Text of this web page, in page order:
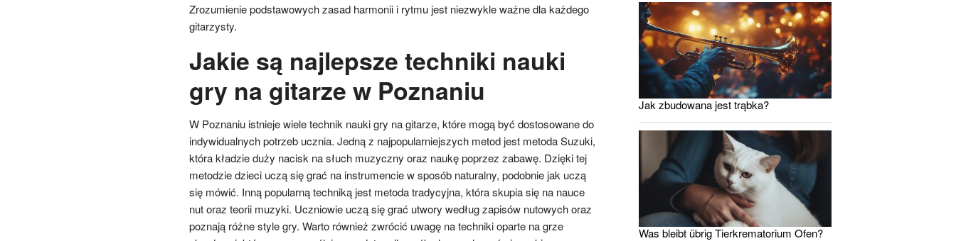
Zrozumienie podstawowych zasad harmonii i rytmu jest niezwykle ważne dla każdego
gitarzysty.
Jakie są najlepsze techniki nauki
gry na gitarze w Poznaniu
W Poznaniu istnieje wiele technik nauki gry na gitarze, które mogą być dostosowane do
indywidualnych potrzeb ucznia. Jedną z najpopularniejszych metod jest metoda Suzuki,
która kładzie duży nacisk na słuch muzyczny oraz naukę poprzez zabawę. Dzięki tej
metodzie dzieci uczą się grać na instrumencie w sposób naturalny, podobnie jak uczą
się mówić. Inną popularną techniką jest metoda tradycyjna, która skupia się na nauce
nut oraz teorii muzyki. Uczniowie uczą się grać utwory według zapisów nutowych oraz
poznają różne style gry. Warto również zwrócić uwagę na techniki oparte na grze
Jak zbudowana jest trąbka?
Was bleibt übrig Tierkrematorium Ofen?